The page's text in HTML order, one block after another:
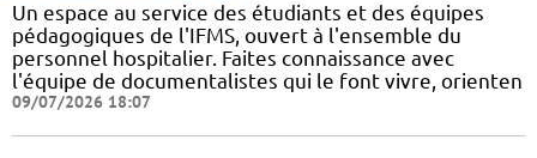
Un espace au service des étudiants et des équipes
pédagogiques de l'IFMS, ouvert à l'ensemble du
personnel hospitalier. Faites connaissance avec
l'équipe de documentalistes qui le font vivre, orienten
09/07/2026 18:07